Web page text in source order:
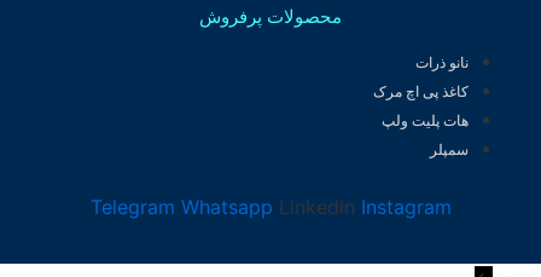
محصولات پرفروش
نانو ذرات
کاغذ پی اچ مرک
هات پلیت ولپ
سمپلر
Telegram Whatsapp Linkedin Instagram